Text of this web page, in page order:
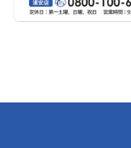
に勧めら